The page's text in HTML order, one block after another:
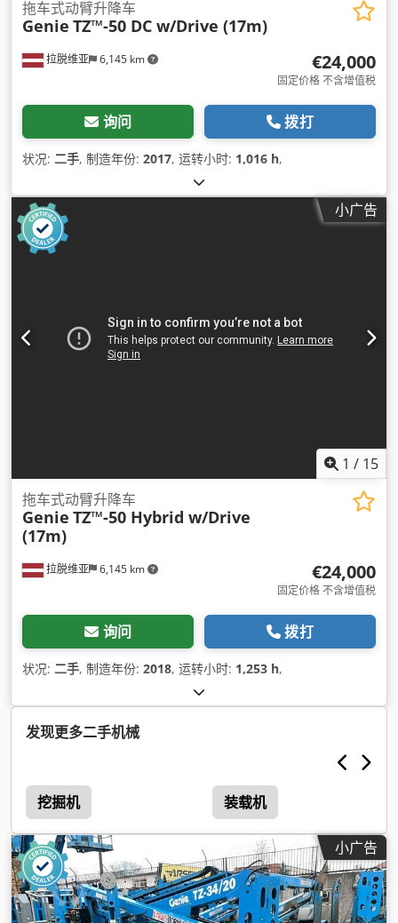
拉脱维亚 6,145 km
拖车式动臂升降车
Genie TZ™-50 DC w/Drive (17m)
€24,000
固定价格 不含增值税
询问 拨打
状况: 二手, 制造年份: 2017, 运转小时: 1,016 h,
小广告
1 / 15
拉脱维亚 6,145 km
拖车式动臂升降车
Genie TZ™-50 Hybrid w/Drive
(17m)
€24,000
固定价格 不含增值税
询问 拨打
状况: 二手, 制造年份: 2018, 运转小时: 1,253 h,
发现更多二手机械
挖掘机 装载机
小广告